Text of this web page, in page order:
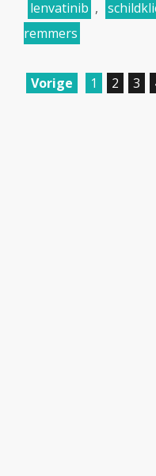
lenvatinib ,
remmers
Vorige 1 2 3